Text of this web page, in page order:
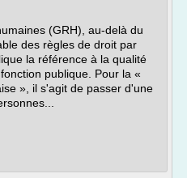
(GRH), au-delà du
des règles de droit par
la référence à la qualité
publique. Pour la «
», il s'agit de passer d'une